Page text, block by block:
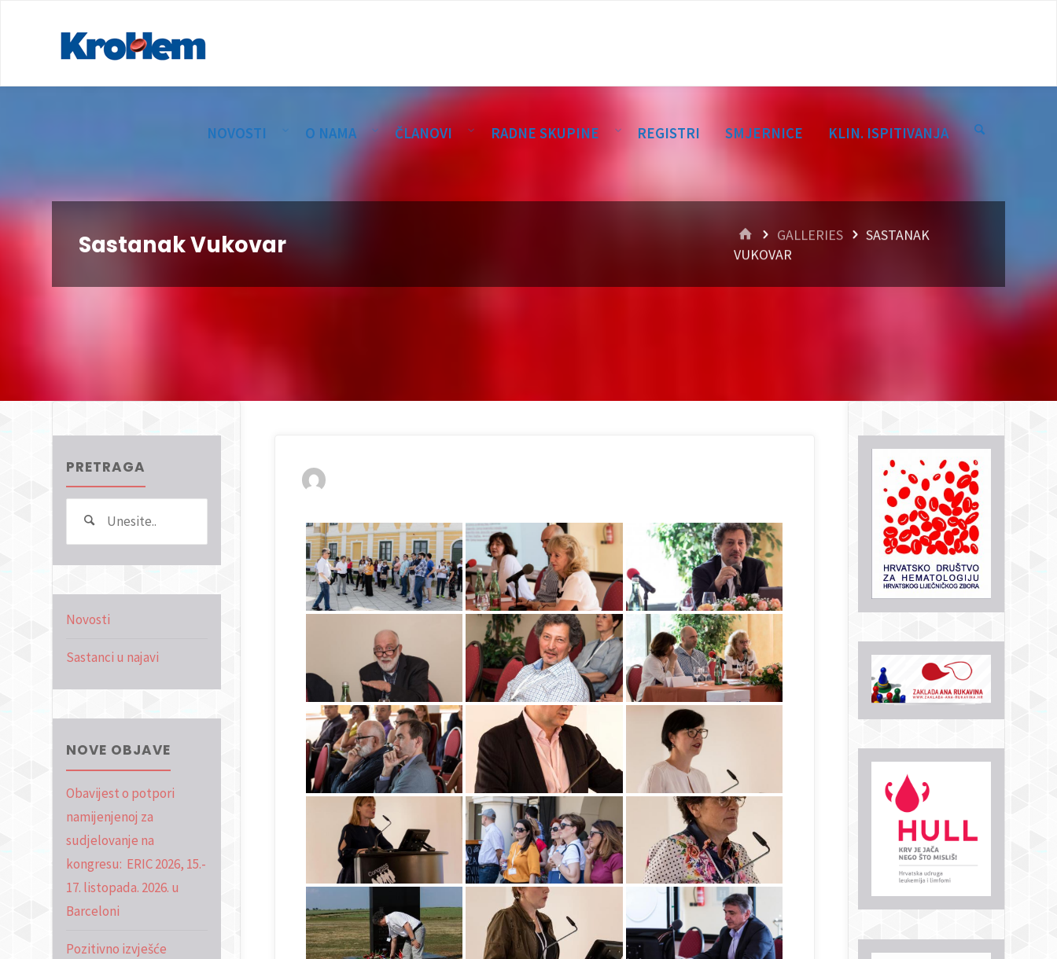
NOVOSTI O NAMA ČLANOVI RADNE SKUPINE REGISTRI SMJERNICE KLIN. ISPITIVANJA
Sastanak Vukovar HOMEGALLERIES
SASTANAK
VUKOVAR
PRETRAGA
Pretraga
Novosti
Sastanci u najavi
NOVE OBJAVE
Obavijest o potpori
namijenjenoj za
sudjelovanje na
kongresu: ERIC 2026, 15.-
17. listopada. 2026. u
Barceloni
Pozitivno izvješće